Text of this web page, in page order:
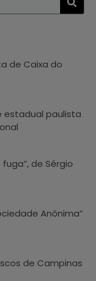
de Caixa do
estadual paulista
de Sérgio
Anônima”
de Campinas